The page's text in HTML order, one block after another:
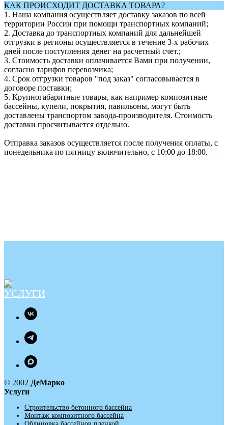
КАК ПРОИСХОДИТ ДОСТАВКА ТОВАРА?
1. Наша компания осуществляет доставку заказов по всей
территории России при помощи транспортных компаний;
2. Доставка до транспортных компаний для дальнейшей
отгрузки в регионы осуществляется в течение 3-х рабочих
дней после поступления денег на расчетный счет.;
3. Стоимость доставки оплачивается Вами при получении,
согласно тарифов перевозчика;
4. Срок отгрузки товаров "под заказ" согласовывается в
договоре поставки;
5. Крупногабаритные товары, как например композитные
бассейны, купели, покрытия, павильоны, могут быть
доставлены транспортом завода-производителя. Стоимость
доставки просчитывается отдельно.
Отправка заказов осуществляется после получения оплаты, с
понедельника по пятницу включительно, с 10:00 до 18:00.
© 2002 ДеМарко
Услуги
Строительство бетонного бассейна
Монтаж композитного бассейна